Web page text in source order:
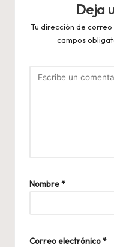
Deja
Tu dirección de
campos
Nombre*
Correo electrónico*